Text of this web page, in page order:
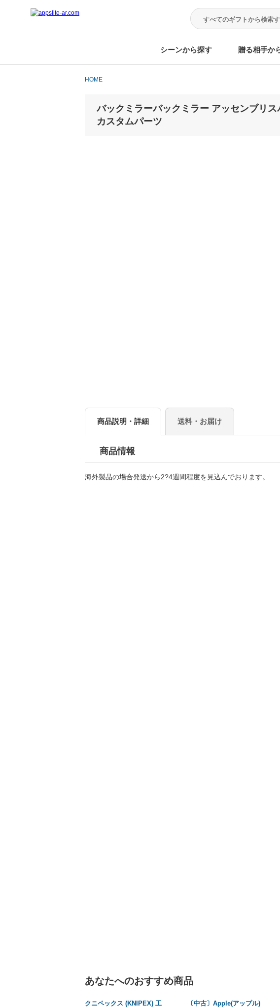
シーンから探す 贈る相手か
HOME
バックミラーバックミラー アッセンブリ
カスタムパーツ
商品説明・詳細 送料・お届け
商品情報
海外製品の場合発送から2?4週間程度を見込んでおります。
あなたへのおすすめ商品
クニペックス (KNIPEX) 工
〔中古〕Apple(アップル)